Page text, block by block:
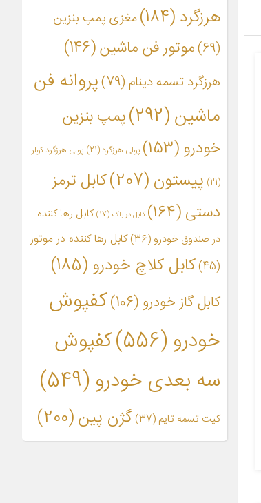
هرزگرد (184)
مغزی پمپ بنزین
(69)
موتور فن ماشین(146)
هرزگرد تسمه دینام(79)
پروانه فن
ماشین(292)
پمپ بنزین
خودرو(153) پولی هرزگرد(21) پولی هرزگرد کولر
(21) پیستون (207)
کابل ترمز
دستی(164) کابل در باک (17)
کابل رها کننده
در صندوق خودرو (36)
کابل رها کننده در موتور
(45)
کابل کلاچ خودرو (185)
کابل گاز خودرو (106)
کفپوش
خودرو(556)
کفپوش
سه بعدی خودرو(549)
کیت تسمه تایم (37) گژن پین(200)